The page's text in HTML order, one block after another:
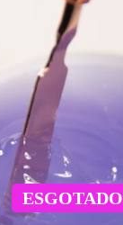
ESGOTADO